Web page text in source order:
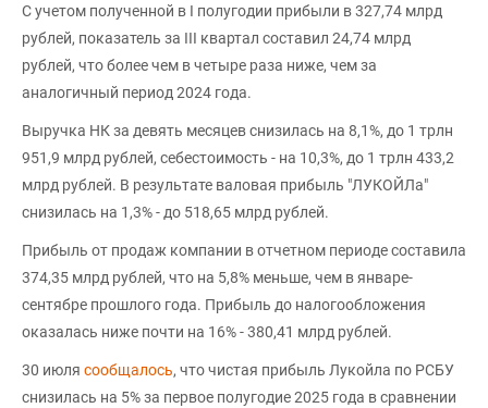
С учетом полученной в I полугодии прибыли в 327,74 млрд
рублей, показатель за III квартал составил 24,74 млрд
рублей, что более чем в четыре раза ниже, чем за
аналогичный период 2024 года.
Выручка НК за девять месяцев снизилась на 8,1%, до 1 трлн
951,9 млрд рублей, себестоимость - на 10,3%, до 1 трлн 433,2
млрд рублей. В результате валовая прибыль "ЛУКОЙЛа"
снизилась на 1,3% - до 518,65 млрд рублей.
Прибыль от продаж компании в отчетном периоде составила
374,35 млрд рублей, что на 5,8% меньше, чем в январе-
сентябре прошлого года. Прибыль до налогообложения
оказалась ниже почти на 16% - 380,41 млрд рублей.
30 июля сообщалось, что чистая прибыль Лукойла по РСБУ
снизилась на 5% за первое полугодие 2025 года в сравнении